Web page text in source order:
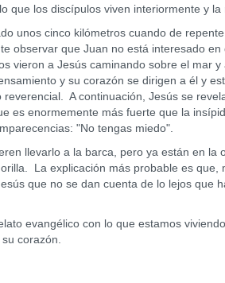
que los discípulos viven interiormente y
cinco kilómetros cuando de repente
observar que Juan no está interesado
vieron a Jesús caminando sobre el mar
y su corazón se dirigen a él y
A continuación, Jesús se
es enormemente más fuerte que la
"No tengas miedo".
a la barca, pero ya están en la
La explicación más probable es
que no se dan cuenta de lo lejos que
con lo que estamos viviendo
corazón.